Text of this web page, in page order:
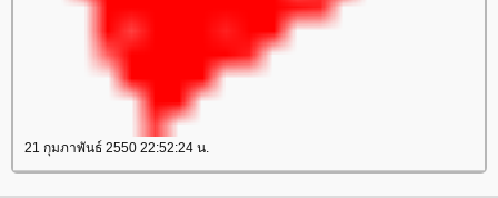
21 กุมภาพันธ์ 2550 22:52:24 น.